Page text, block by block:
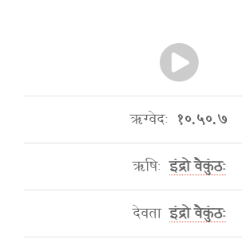
ऋग्वेदः १०.५०.७
ऋषिः इंद्रो वैकुंठः
देवता इंद्रो वैकुंठः